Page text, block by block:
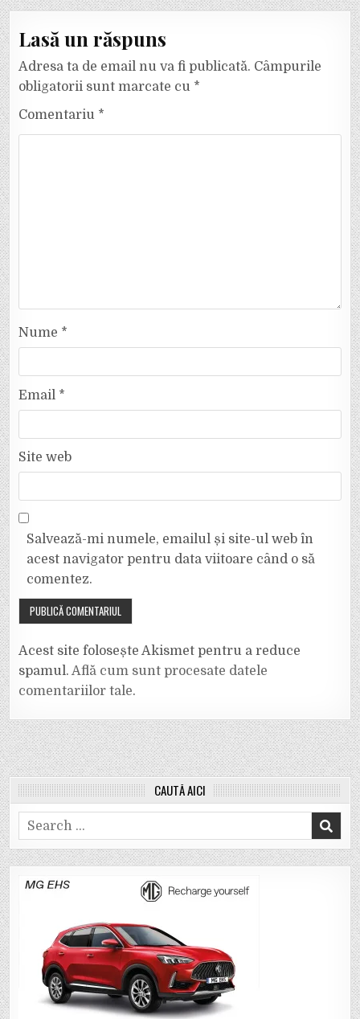
Lasă un răspuns
Adresa ta de email nu va fi publicată. Câmpurile
obligatorii sunt marcate cu *
Comentariu *
Nume *
Email *
Site web
Salvează-mi numele, emailul și site-ul web în
acest navigator pentru data viitoare când o să
comentez.
Acest site folosește Akismet pentru a reduce
spamul.Află cum sunt procesate datele
comentariilor tale.
CAUTĂ AICI
Search
for: